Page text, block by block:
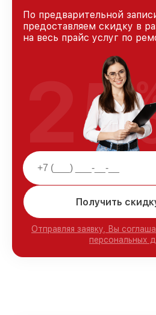
По предварительной
предоставляем скидку в
на весь прайс услуг по
Получить
Отправляя заявку, Вы
персональных
25